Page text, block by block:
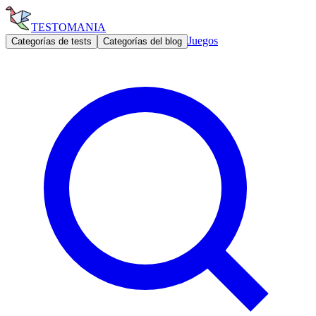
TESTOMANIA
Categorías de tests Categorías del blog Juegos